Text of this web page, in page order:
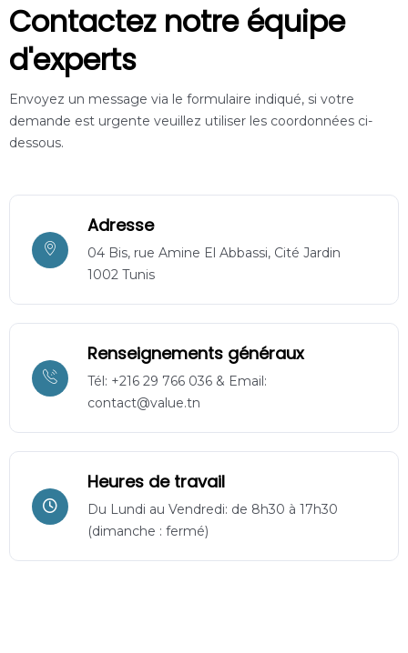
Contactez notre équipe
d'experts
Envoyez un message via le formulaire indiqué, si votre
demande est urgente veuillez utiliser les coordonnées ci-
dessous.
Adresse
04 Bis, rue Amine El Abbassi, Cité Jardin
1002 Tunis
Renseignements généraux
Tél: +216 29 766 036 & Email:
contact@value.tn
Heures de travail
Du Lundi au Vendredi: de 8h30 à 17h30
(dimanche : fermé)